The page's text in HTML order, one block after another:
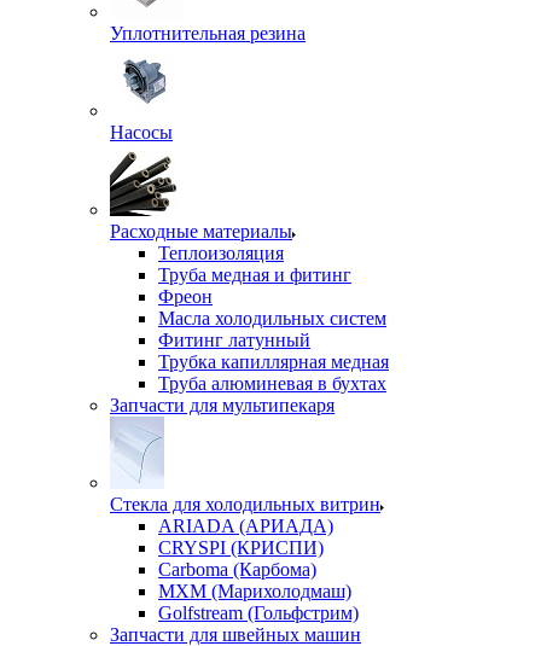
Уплотнительная резина
Насосы
Расходные материалы
Теплоизоляция
Труба медная и фитинг
Фреон
Масла холодильных систем
Фитинг латунный
Трубка капиллярная медная
Труба алюминевая в бухтах
Запчасти для мультипекаря
Стекла для холодильных витрин
ARIADA (АРИАДА)
CRYSPI (КРИСПИ)
Carboma (Карбома)
MXM (Марихолодмаш)
Golfstream (Гольфстрим)
Запчасти для швейных машин